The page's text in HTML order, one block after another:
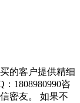
的客户提供精细
1808980990咨
密友。 如果不